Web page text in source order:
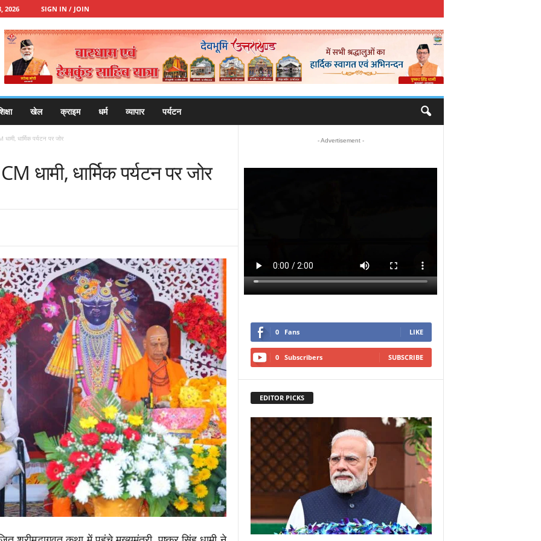
2026 SIGN IN / JOIN
खेल क्राइम धर्म व्यापार पर्यटन
धार्मिक पर्यटन पर जोर
धामी, धार्मिक पर्यटन पर जोर
- Advertisement -
0 Fans LIKE
0 Subscribers SUBSCRIBE
EDITOR PICKS